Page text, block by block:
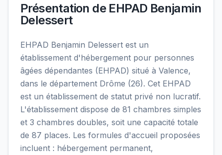
Présentation de EHPAD Benjamin
Delessert
EHPAD Benjamin Delessert est un
établissement d'hébergement pour personnes
âgées dépendantes (EHPAD) situé à Valence,
dans le département Drôme (26). Cet EHPAD
est un établissement de statut privé non lucratif.
L'établissement dispose de 81 chambres simples
et 3 chambres doubles, soit une capacité totale
de 87 places. Les formules d'accueil proposées
incluent : hébergement permanent,